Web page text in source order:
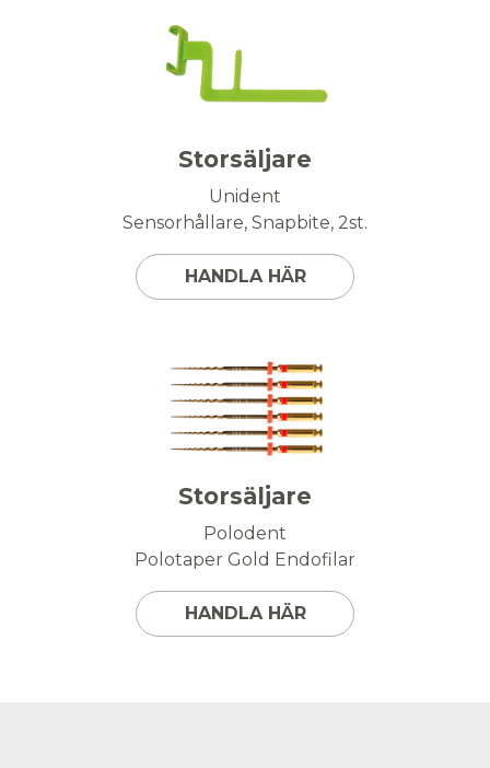
Storsäljare
Unident
Sensorhållare, Snapbite, 2st.
HANDLA HÄR
Storsäljare
Polodent
Polotaper Gold Endofilar
HANDLA HÄR